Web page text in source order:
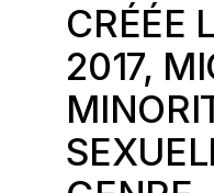
CRÉÉE
2017,